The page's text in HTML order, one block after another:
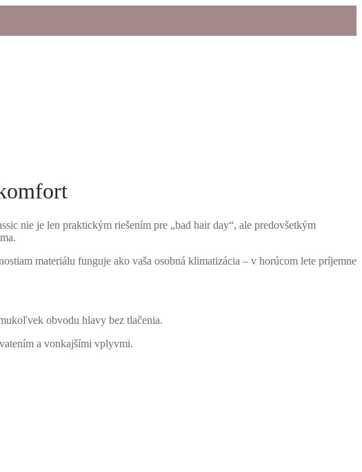
nie je len praktickým riešením pre „bad hair day“, ale predovšetkým
materiálu funguje ako vaša osobná klimatizácia – v horúcom lete príjemne
obvodu hlavy bez tlačenia.
a vonkajšími vplyvmi.